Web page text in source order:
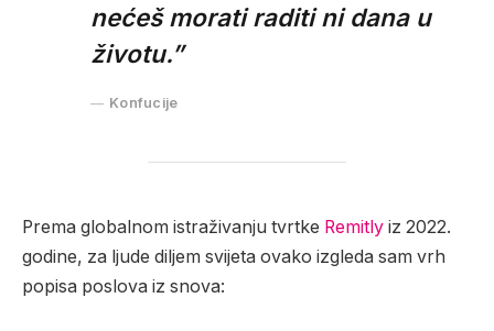
nećeš morati raditi ni dana u
životu.”
Konfucije
Prema globalnom istraživanju tvrtke Remitly iz 2022.
godine, za ljude diljem svijeta ovako izgleda sam vrh
popisa poslova iz snova: